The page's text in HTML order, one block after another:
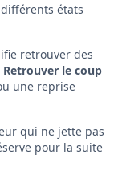
états
retrouver des
Retrouver le coup
une reprise
qui ne jette pas
pour la suite